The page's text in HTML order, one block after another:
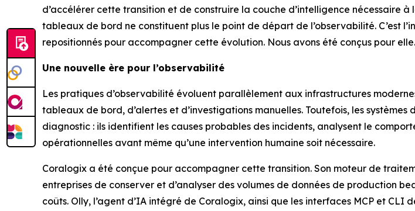
d’accélérer cette transition et de construire la couche d’intelligence nécessaire
tableaux de bord ne constituent plus le point de départ de l’observabilité. C’est
repositionnés pour accompagner cette évolution. Nous avons été conçus pour
Une nouvelle ère pour l’observabilité
Les pratiques d’observabilité évoluent parallèlement aux infrastructures
tableaux de bord, d’alertes et d’investigations manuelles. Toutefois, les
diagnostic : ils identifient les causes probables des incidents, analysent le
opérationnelles avant même qu’une intervention humaine soit nécessaire.
Coralogix a été conçue pour accompagner cette transition. Son moteur de
entreprises de conserver et d’analyser des volumes de données de production
coûts. Olly, l’agent d’IA intégré de Coralogix, ainsi que les interfaces MCP et